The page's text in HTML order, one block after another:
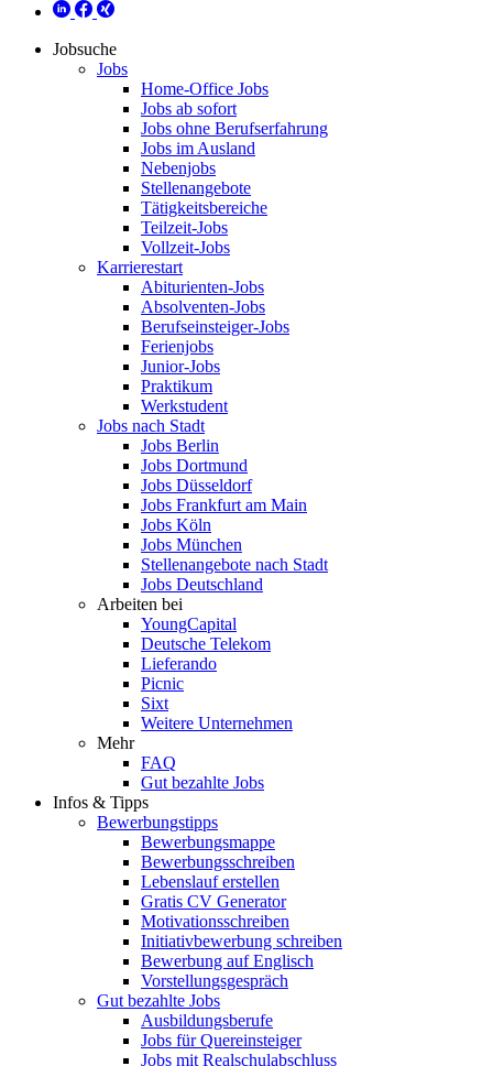
Jobsuche
Jobs
Home-Office Jobs
Jobs ab sofort
Jobs ohne Berufserfahrung
Jobs im Ausland
Nebenjobs
Stellenangebote
Tätigkeitsbereiche
Teilzeit-Jobs
Vollzeit-Jobs
Karrierestart
Abiturienten-Jobs
Absolventen-Jobs
Berufseinsteiger-Jobs
Ferienjobs
Junior-Jobs
Praktikum
Werkstudent
Jobs nach Stadt
Jobs Berlin
Jobs Dortmund
Jobs Düsseldorf
Jobs Frankfurt am Main
Jobs Köln
Jobs München
Stellenangebote nach Stadt
Jobs Deutschland
Arbeiten bei
YoungCapital
Deutsche Telekom
Lieferando
Picnic
Sixt
Weitere Unternehmen
Mehr
FAQ
Gut bezahlte Jobs
Infos & Tipps
Bewerbungstipps
Bewerbungsmappe
Bewerbungsschreiben
Lebenslauf erstellen
Gratis CV Generator
Motivationsschreiben
Initiativbewerbung schreiben
Bewerbung auf Englisch
Vorstellungsgespräch
Gut bezahlte Jobs
Ausbildungsberufe
Jobs für Quereinsteiger
Jobs mit Realschulabschluss